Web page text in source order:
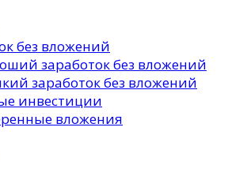
без вложений
заработок без вложений
заработок без вложений
инвестиции
вложения